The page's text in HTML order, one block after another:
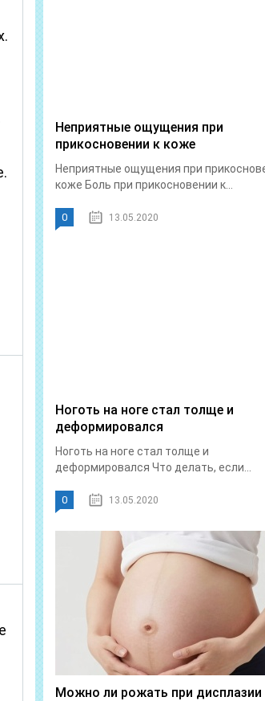
Неприятные ощущения при
прикосновении к коже
Неприятные ощущения при
коже Боль при прикосновении к...
0 13.05.2020
Ноготь на ноге стал толще и
деформировался
Ноготь на ноге стал толще и
деформировался Что делать, если...
0 13.05.2020
Можно ли рожать при дисплазии